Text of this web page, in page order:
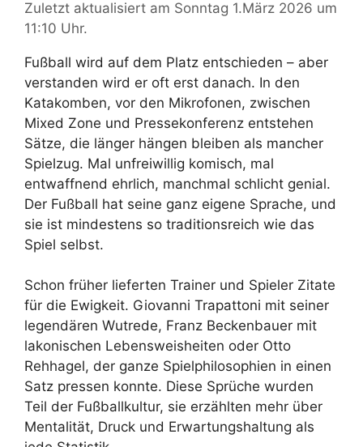
Zuletzt aktualisiert am Sonntag 1.März 2026 um
11:10 Uhr.
Fußball wird auf dem Platz entschieden – aber
verstanden wird er oft erst danach. In den
Katakomben, vor den Mikrofonen, zwischen
Mixed Zone und Pressekonferenz entstehen
Sätze, die länger hängen bleiben als mancher
Spielzug. Mal unfreiwillig komisch, mal
entwaffnend ehrlich, manchmal schlicht genial.
Der Fußball hat seine ganz eigene Sprache, und
sie ist mindestens so traditionsreich wie das
Spiel selbst.
Schon früher lieferten Trainer und Spieler Zitate
für die Ewigkeit. Giovanni Trapattoni mit seiner
legendären Wutrede, Franz Beckenbauer mit
lakonischen Lebensweisheiten oder Otto
Rehhagel, der ganze Spielphilosophien in einen
Satz pressen konnte. Diese Sprüche wurden
Teil der Fußballkultur, sie erzählten mehr über
Mentalität, Druck und Erwartungshaltung als